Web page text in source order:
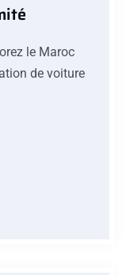
le Maroc
de voiture